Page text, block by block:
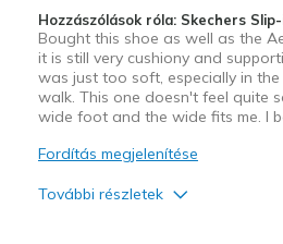
Hozzászólások róla: Skechers
Bought this shoe as well as the
it is still very cushiony and
was just too soft, especially in
walk. This one doesn't feel quite
wide foot and the wide fits me. I
Fordítás megjelenítése
További részletek